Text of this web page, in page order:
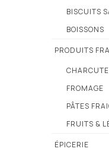
BISCUITS
BOISSONS
PRODUITS
FROMAGE
PÂTES
FRUITS &
ÉPICERIE